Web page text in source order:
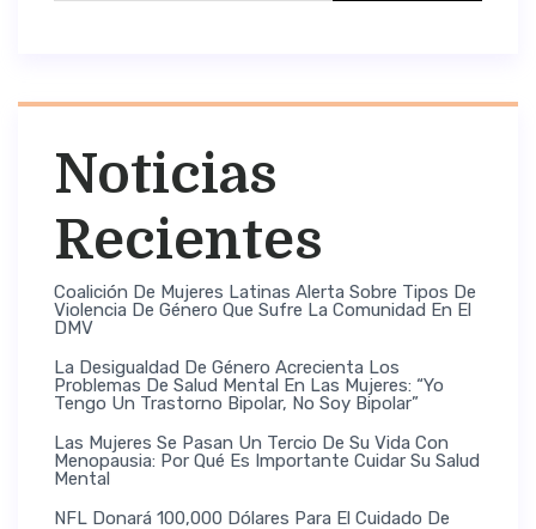
Noticias
Recientes
Coalición De Mujeres Latinas Alerta Sobre Tipos De
Violencia De Género Que Sufre La Comunidad En El
DMV
La Desigualdad De Género Acrecienta Los
Problemas De Salud Mental En Las Mujeres: “Yo
Tengo Un Trastorno Bipolar, No Soy Bipolar”
Las Mujeres Se Pasan Un Tercio De Su Vida Con
Menopausia: Por Qué Es Importante Cuidar Su Salud
Mental
NFL Donará 100,000 Dólares Para El Cuidado De